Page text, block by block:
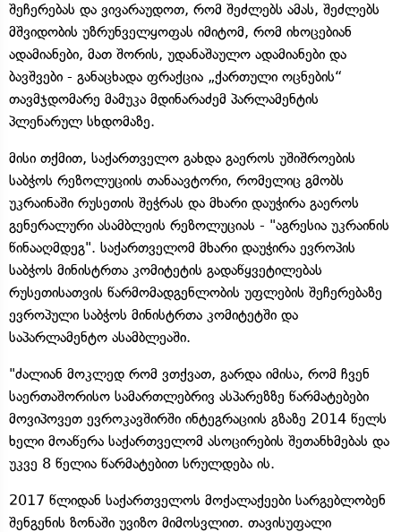
შეჩერებას და ვივარაუდოთ, რომ შეძლებს ამას, შეძლებს
მშვიდობის უზრუნველყოფას იმიტომ, რომ იხოცებიან
ადამიანები, მათ შორის, უდანაშაულო ადამიანები და
ბავშვები - განაცხადა ფრაქცია „ქართული ოცნების“
თავმჯდომარე მამუკა მდინარაძემ პარლამენტის
პლენარულ სხდომაზე.
მისი თქმით, საქართველო გახდა გაეროს უშიშროების
საბჭოს რეზოლუციის თანაავტორი, რომელიც გმობს
უკრაინაში რუსეთის შეჭრას და მხარი დაუჭირა გაეროს
გენერალური ასამბლეის რეზოლუციას - "აგრესია უკრაინის
წინააღმდეგ". საქართველომ მხარი დაუჭირა ევროპის
საბჭოს მინისტრთა კომიტეტის გადაწყვეტილებას
რუსეთისათვის წარმომადგენლობის უფლების შეჩერებაზე
ევროპული საბჭოს მინისტრთა კომიტეტში და
საპარლამენტო ასამბლეაში.
"ძალიან მოკლედ რომ ვთქვათ, გარდა იმისა, რომ ჩვენ
საერთაშორისო სამართლებრივ ასპარეზზე წარმატებები
მოვიპოვეთ ევროკავშირში ინტეგრაციის გზაზე 2014 წელს
ხელი მოაწერა საქართველომ ასოცირების შეთანხმებას და
უკვე 8 წელია წარმატებით სრულდება ის.
2017 წლიდან საქართველოს მოქალაქეები სარგებლობენ
შენგენის ზონაში უვიზო მიმოსვლით. თავისუფალი